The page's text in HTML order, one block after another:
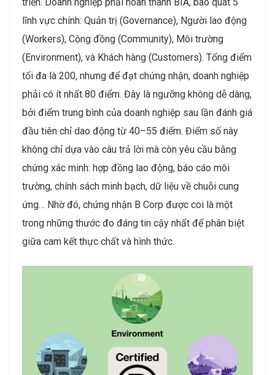
lĩnh vực chính: Quản trị (Governance), Người lao động
(Workers), Cộng đồng (Community), Môi trường
(Environment), và Khách hàng (Customers). Tổng điểm
tối đa là 200, nhưng để đạt chứng nhận, doanh nghiệp
phải có ít nhất 80 điểm. Đây là ngưỡng không dễ dàng,
bởi điểm trung bình của doanh nghiệp sau lần đánh giá
đầu tiên chỉ dao động từ 40–55 điểm. Điểm số này
không chỉ dựa vào câu trả lời mà còn yêu cầu bằng
chứng xác minh: hợp đồng lao động, báo cáo môi
trường, chính sách minh bạch, dữ liệu về chuỗi cung
ứng… Nhờ đó, chứng nhận B Corp được coi là một
trong những thước đo đáng tin cậy nhất để phân biệt
giữa cam kết thực chất và hình thức.